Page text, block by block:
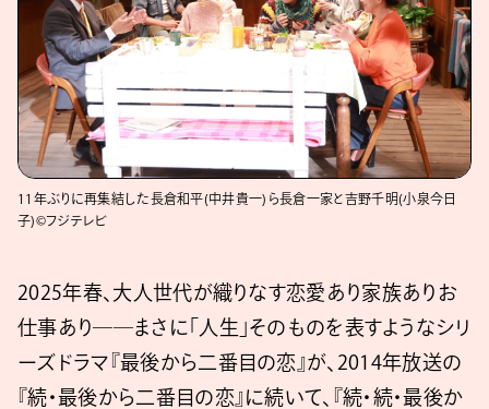
11年ぶりに再集結した長倉和平(中井貴一)ら長倉一家と吉野千明(小泉今日
子)©フジテレビ
2025年春、大人世代が織りなす恋愛あり家族ありお
仕事あり――まさに「人生」そのものを表すようなシリ
ーズドラマ『最後から二番目の恋』が、2014年放送の
『続・最後から二番目の恋』に続いて、『続・続・最後か